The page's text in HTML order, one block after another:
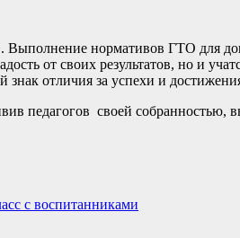
Выполнение нормативов ГТО для
от своих результатов, но и
отличия за успехи и
педагогов своей собранностью,
с воспитанниками